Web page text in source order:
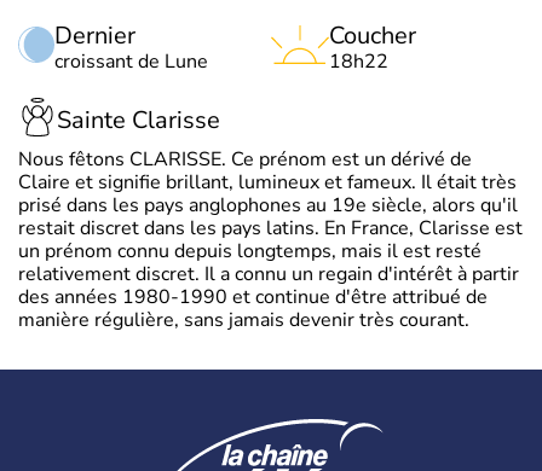
Dernier
croissant de Lune
Coucher
18h22
Sainte Clarisse
Nous fêtons CLARISSE. Ce prénom est un dérivé de
Claire et signifie brillant, lumineux et fameux. Il était très
prisé dans les pays anglophones au 19e siècle, alors qu'il
restait discret dans les pays latins. En France, Clarisse est
un prénom connu depuis longtemps, mais il est resté
relativement discret. Il a connu un regain d'intérêt à partir
des années 1980-1990 et continue d'être attribué de
manière régulière, sans jamais devenir très courant.